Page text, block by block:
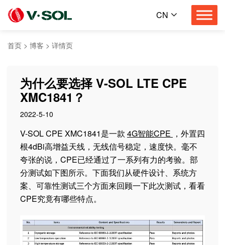
CN
首页 > 博客 > 详情页
为什么要选择 V-SOL LTE CPE
XMC1841？
2022-5-10
V-SOL CPE XMC1841是一款 4G智能CPE ，外置四
根4dBi高增益天线，无线信号稳定，速度快。毫不
夸张的说，CPE已经通过了一系列有力的考验。部
分测试如下图所示。下面我们从硬件设计、系统方
案、可靠性测试三个方面来回顾一下此次测试，看看
CPE究竟有哪些特点。